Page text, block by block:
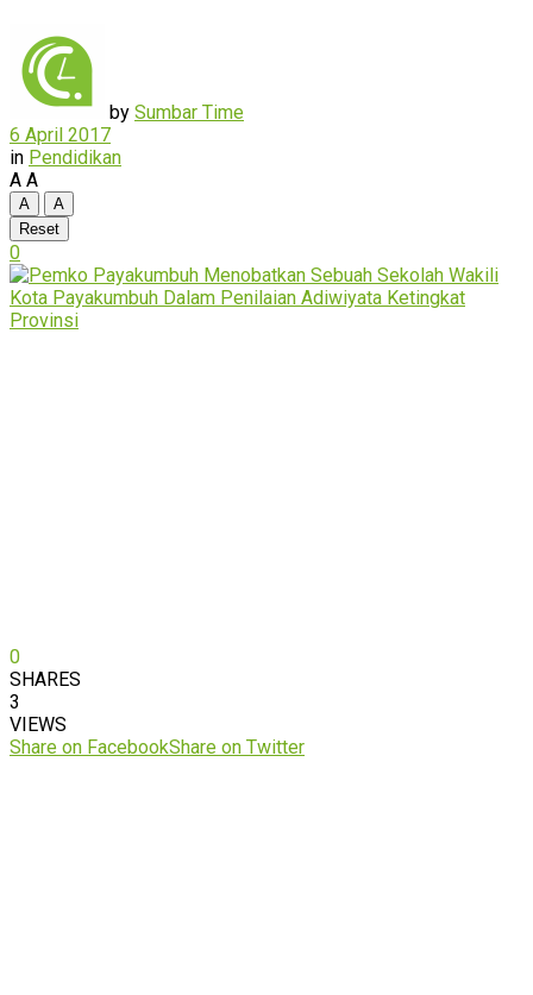
by Sumbar Time
6 April 2017
in Pendidikan
A A
A
A
Reset
0
0
SHARES
3
VIEWS
Share on FacebookShare on Twitter